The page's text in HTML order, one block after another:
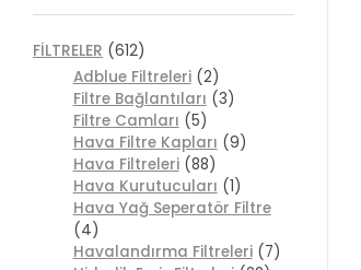
FİLTRELER (612)
Adblue Filtreleri (2)
Filtre Bağlantıları (3)
Filtre Camları (5)
Hava Filtre Kapları (9)
Hava Filtreleri (88)
Hava Kurutucuları (1)
Hava Yağ Seperatör Filtre
(4)
Havalandırma Filtreleri (7)